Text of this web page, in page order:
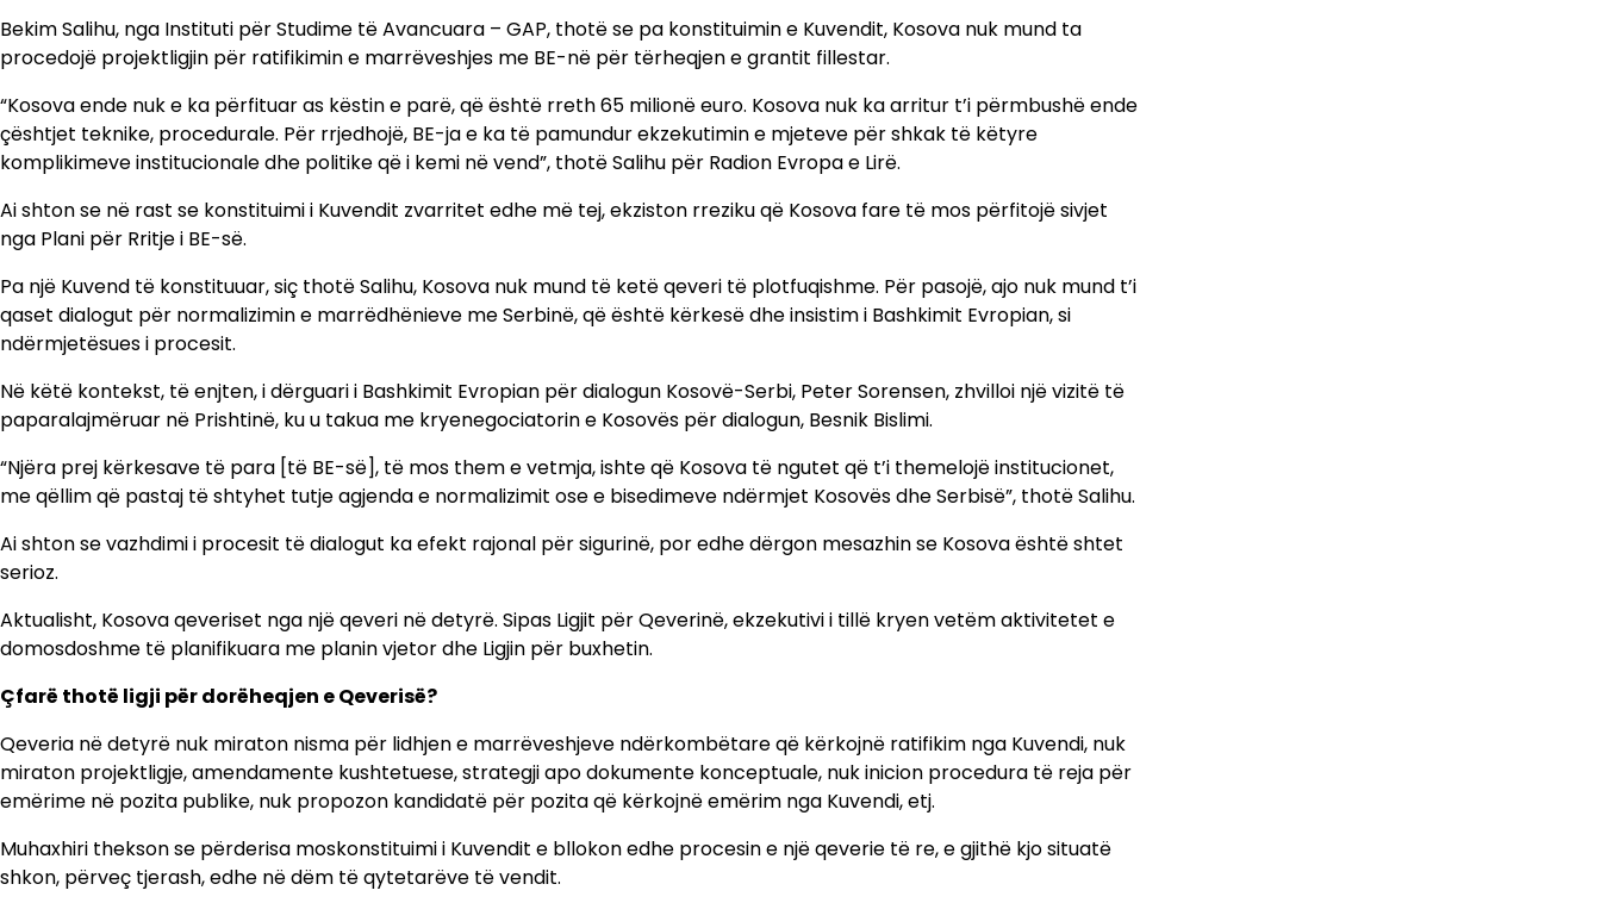
Bekim Salihu, nga Instituti për Studime të Avancuara – GAP, thotë se pa konstituimin e Kuvendit, Kosova nuk mund ta
procedojë projektligjin për ratifikimin e marrëveshjes me BE-në për tërheqjen e grantit fillestar.
“Kosova ende nuk e ka përfituar as këstin e parë, që është rreth 65 milionë euro. Kosova nuk ka arritur t’i përmbushë ende
çështjet teknike, procedurale. Për rrjedhojë, BE-ja e ka të pamundur ekzekutimin e mjeteve për shkak të këtyre
komplikimeve institucionale dhe politike që i kemi në vend”, thotë Salihu për Radion Evropa e Lirë.
Ai shton se në rast se konstituimi i Kuvendit zvarritet edhe më tej, ekziston rreziku që Kosova fare të mos përfitojë sivjet
nga Plani për Rritje i BE-së.
Pa një Kuvend të konstituuar, siç thotë Salihu, Kosova nuk mund të ketë qeveri të plotfuqishme. Për pasojë, ajo nuk mund t’i
qaset dialogut për normalizimin e marrëdhënieve me Serbinë, që është kërkesë dhe insistim i Bashkimit Evropian, si
ndërmjetësues i procesit.
Në këtë kontekst, të enjten, i dërguari i Bashkimit Evropian për dialogun Kosovë-Serbi, Peter Sorensen, zhvilloi një vizitë të
paparalajmëruar në Prishtinë, ku u takua me kryenegociatorin e Kosovës për dialogun, Besnik Bislimi.
“Njëra prej kërkesave të para [të BE-së], të mos them e vetmja, ishte që Kosova të ngutet që t’i themelojë institucionet,
me qëllim që pastaj të shtyhet tutje agjenda e normalizimit ose e bisedimeve ndërmjet Kosovës dhe Serbisë”, thotë Salihu.
Ai shton se vazhdimi i procesit të dialogut ka efekt rajonal për sigurinë, por edhe dërgon mesazhin se Kosova është shtet
serioz.
Aktualisht, Kosova qeveriset nga një qeveri në detyrë. Sipas Ligjit për Qeverinë, ekzekutivi i tillë kryen vetëm aktivitetet e
domosdoshme të planifikuara me planin vjetor dhe Ligjin për buxhetin.
Çfarë thotë ligji për dorëheqjen e Qeverisë?
Qeveria në detyrë nuk miraton nisma për lidhjen e marrëveshjeve ndërkombëtare që kërkojnë ratifikim nga Kuvendi, nuk
miraton projektligje, amendamente kushtetuese, strategji apo dokumente konceptuale, nuk inicion procedura të reja për
emërime në pozita publike, nuk propozon kandidatë për pozita që kërkojnë emërim nga Kuvendi, etj.
Muhaxhiri thekson se përderisa moskonstituimi i Kuvendit e bllokon edhe procesin e një qeverie të re, e gjithë kjo situatë
shkon, përveç tjerash, edhe në dëm të qytetarëve të vendit.